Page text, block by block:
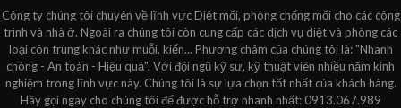
Công ty chúng tôi chuyên về lĩnh vực Diệt mối, phòng chống mối cho các công
trình và nhà ở. Ngoài ra chúng tôi còn cung cấp các dịch vụ diệt và phòng các
loại côn trùng khác như muỗi, kiến... Phương châm của chúng tôi là: "Nhanh
chóng - An toàn - Hiệu quả". Với đội ngũ kỹ sư, kỹ thuật viên nhiều năm kinh
nghiệm trong lĩnh vực này. Chúng tôi là sự lựa chọn tốt nhất của khách hàng.
Hãy gọi ngay cho chúng tôi để được hỗ trợ nhanh nhất: 0913.067.989